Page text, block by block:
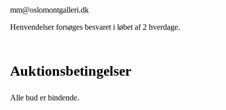
mm@oslomontgalleri.dk
Henvendelser forsøges besvaret i løbet af 2 hverdage.
Auktionsbetingelser
Alle bud er bindende.